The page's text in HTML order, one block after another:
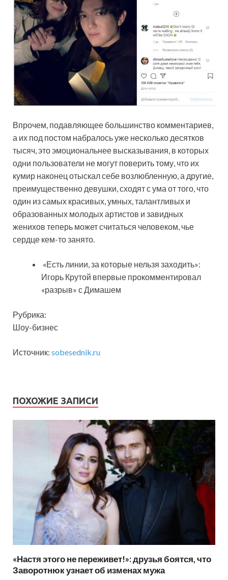
Впрочем, подавляющее большинство комментариев,
а их под постом набралось уже несколько десятков
тысяч, это эмоциональнее высказывания, в которых
одни пользователи не могут поверить тому, что их
кумир наконец отыскал себе возлюбленную, а другие,
преимущественно девушки, сходят с ума от того, что
один из самых красивых, умных, талантливых и
образованных молодых артистов и завидных
женихов теперь может считаться человеком, чье
сердце кем-то занято.
«Есть линии, за которые нельзя заходить»:
Игорь Крутой впервые прокомментировал
«разрыв» с Димашем
Рубрика:
Шоу-бизнес
Источник: sobesednik.ru
ПОХОЖИЕ ЗАПИСИ
«Настя этого не переживет!»: друзья боятся, что
Заворотнюк узнает об изменах мужа